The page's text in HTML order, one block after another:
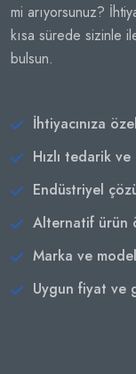
mi arıyorsunuz?
kısa sürede sizinle
bulsun.
İhtiyacınıza
Hızlı tedarik
Endüstriyel
Alternatif ürün
Marka ve
Uygun fiyat ve